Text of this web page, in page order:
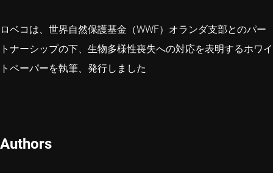
ロベコは、世界自然保護基金（WWF）オランダ支部とのパー
トナーシップの下、生物多様性喪失への対応を表明するホワイ
トペーパーを執筆、発行しました
Authors